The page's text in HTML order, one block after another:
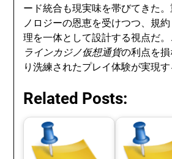
ード統合も現実味を帯びてきた
ノロジーの恩恵を受けつつ、規
理を一体として設計する視点だ。
ラインカジノ仮想通貨の利点を
り洗練されたプレイ体験が実現す
Related Posts: